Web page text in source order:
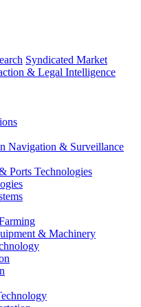
Syndicated Market
& Legal Intelligence
Navigation & Surveillance
Ports Technologies
& Machinery